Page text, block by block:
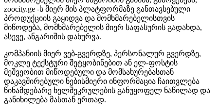
zoocity.ge -ს მიერ მის პლატფორმაზე განთავსებული
პროდუქციის გაყიდვა და მომხმარებელისთვის
მიწოდება, მომხმარებელის მიერ საფასურის გადახდა,
ასევე, ანგარიშის დახურვა.
კომპანიის მიერ ვებ-გვერდზე, პერსონალურ გვერდზე,
მოკლე ტექსტური შეტყობინებით ან ელ-ფოსტის
მეშვეობით მიწოდებული და მომსახურებასთან
დაკავშირებული ნებისმიერი ინფორმაცია ჩაითვლება
წინამდებარე ხელშეკრულების განუყოფელ ნაწილად და
განიხილება მასთან ერთად.